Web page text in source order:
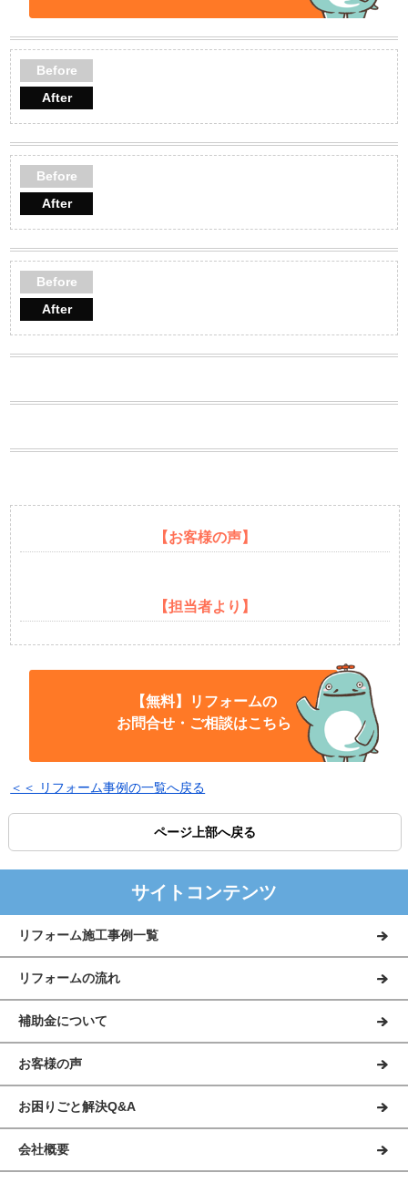
Before
After
Before
After
Before
After
【お客様の声】
【担当者より】
【無料】リフォームの
お問合せ・ご相談はこちら
＜＜ リフォーム事例の一覧へ戻る
ページ上部へ戻る
サイトコンテンツ
リフォーム施工事例一覧
リフォームの流れ
補助金について
お客様の声
お困りごと解決Q&A
会社概要